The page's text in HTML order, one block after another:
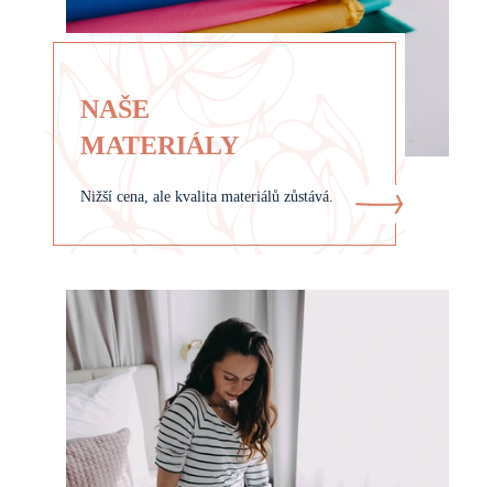
NAŠE
MATERIÁLY
Nižší cena, ale kvalita materiálů zůstává.